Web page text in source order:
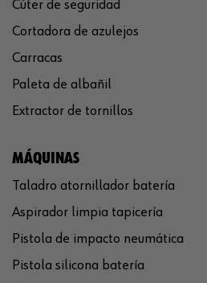
Cúter de seguridad
Cortadora de azulejos
Carracas
Paleta de albañil
Extractor de tornillos
MÁQUINAS
Taladro atornillador batería
Aspirador limpia tapicería
Pistola de impacto neumática
Pistola silicona batería